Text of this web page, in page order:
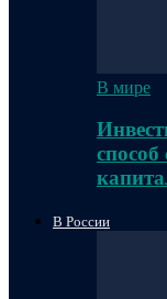
В мире
В России